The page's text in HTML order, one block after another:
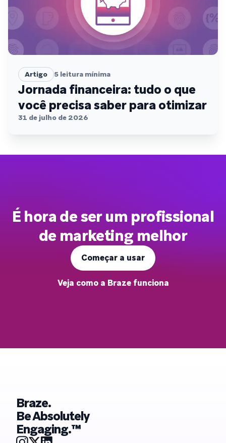
Artigo 5 leitura mínima
Jornada financeira: tudo o que
você precisa saber para otimizar
31 de julho de 2026
É hora de ser um profissional
de marketing melhor
Começar a usar
Veja como a Braze funciona
Braze.
Be Absolutely
Engaging.™